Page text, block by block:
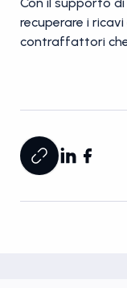
recuperare i
contraffattori